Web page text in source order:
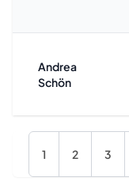
Andrea
Schön
1 2 3